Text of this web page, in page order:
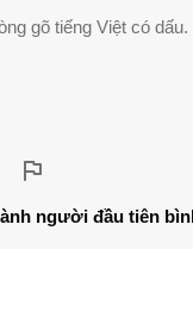
gõ tiếng Việt có dấu.
người đầu tiên